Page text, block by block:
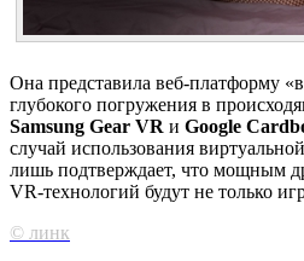
Она представила веб-платформу
глубокого погружения в
Samsung Gear VR и Google
случай использования
лишь подтверждает, что мощным
VR-технологий будут не только
© линк